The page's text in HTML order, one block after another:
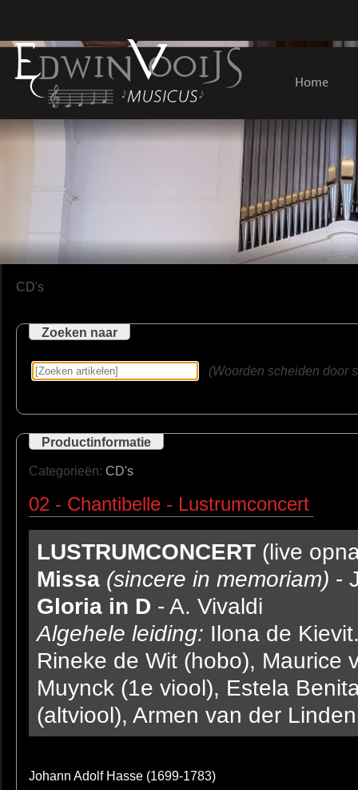
Home
CD's
Zoeken naar
(Woorden scheiden door
Productinformatie
Categorieën: CD's
02 - Chantibelle - Lustrumconcert
LUSTRUMCONCERT (live
Missa (sincere in memoriam) -
Gloria in D - A. Vivaldi
Algehele leiding: Ilona de
Rineke de Wit (hobo), Maurice
Muynck (1e viool), Estela
(altviool), Armen van der
Johann Adolf Hasse (1699-1783)